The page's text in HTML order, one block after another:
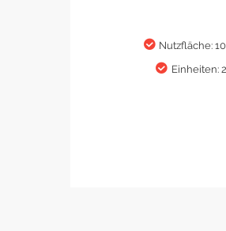
Nutzfläche:
Einheiten: 2